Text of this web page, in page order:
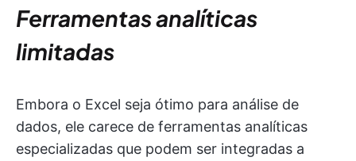
Ferramentas analíticas
limitadas
Embora o Excel seja ótimo para análise de
dados, ele carece de ferramentas analíticas
especializadas que podem ser integradas a